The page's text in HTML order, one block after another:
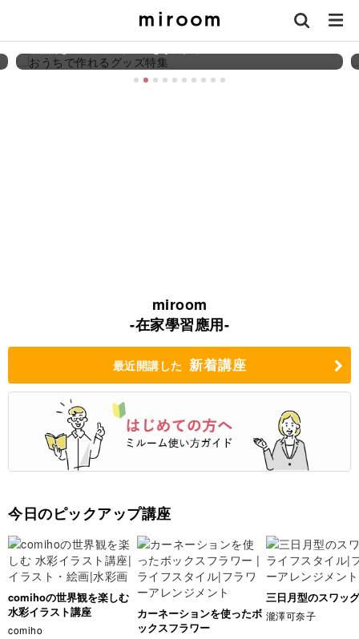
【講座特集】おうちで作れるグッズ特集
miroom
-在家學習應用-
最近開講した 新着講座
今日のピックアップ講座
comihoの世界観を楽しむ
水彩イラスト講座
comiho
カーネーションを使ったボ
ックスフラワー
三日月型のスワッグ
瀧澤可奈子